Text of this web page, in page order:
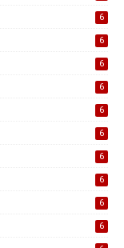
6
6
6
6
6
6
6
6
6
6